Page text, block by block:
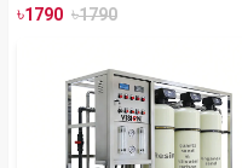
৳1790 ৳1790